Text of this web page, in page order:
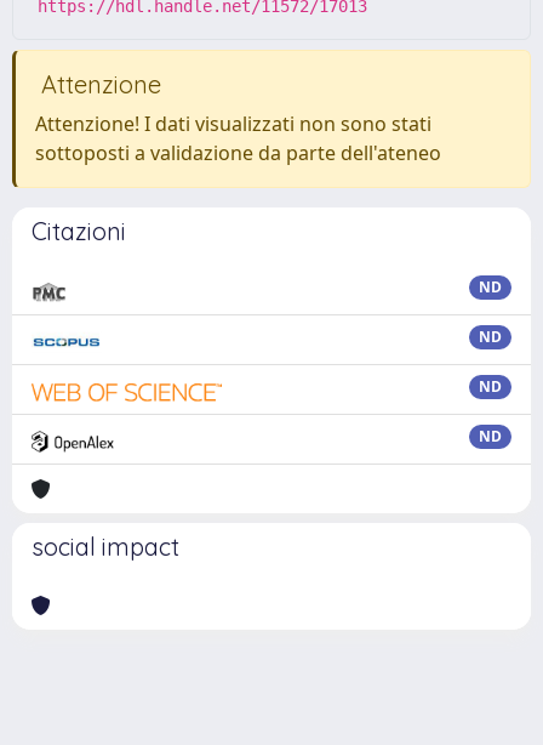
https://hdl.handle.net/11572/17013
Attenzione
Attenzione! I dati visualizzati non sono stati
sottoposti a validazione da parte dell'ateneo
Citazioni
ND
ND
ND
ND
social impact